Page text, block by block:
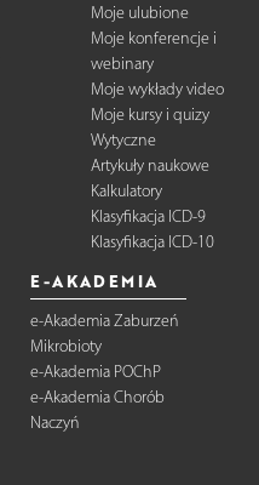
Moje ulubione
Moje konferencje i
webinary
Moje wykłady video
Moje kursy i quizy
Wytyczne
Artykuły naukowe
Kalkulatory
Klasyfikacja ICD-9
Klasyfikacja ICD-10
E-AKADEMIA
e-Akademia Zaburzeń
Mikrobioty
e-Akademia POChP
e-Akademia Chorób
Naczyń